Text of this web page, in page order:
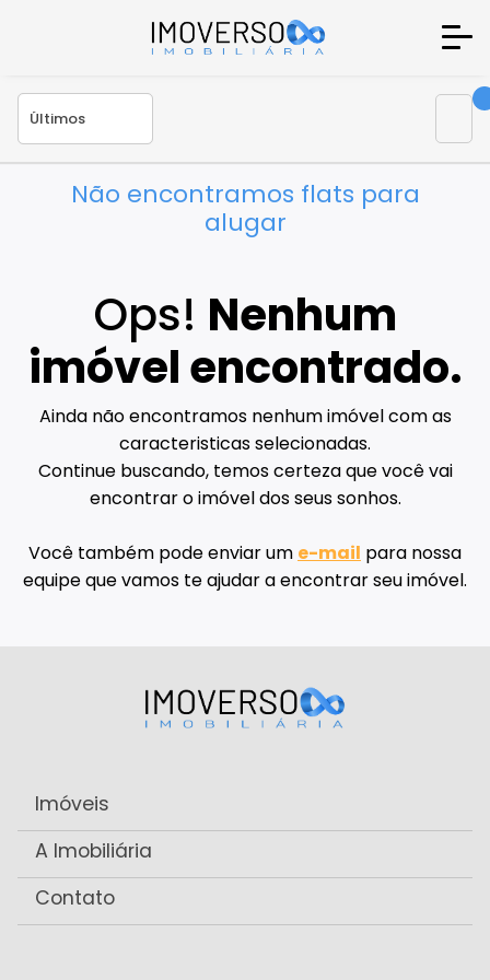
Não encontramos flats para
alugar
Ops! Nenhum
imóvel encontrado.
Ainda não encontramos nenhum imóvel com as
caracteristicas selecionadas.
Continue buscando, temos certeza que você vai
encontrar o imóvel dos seus sonhos.
Você também pode enviar um e-mail para nossa
equipe que vamos te ajudar a encontrar seu imóvel.
Imóveis
A Imobiliária
Contato